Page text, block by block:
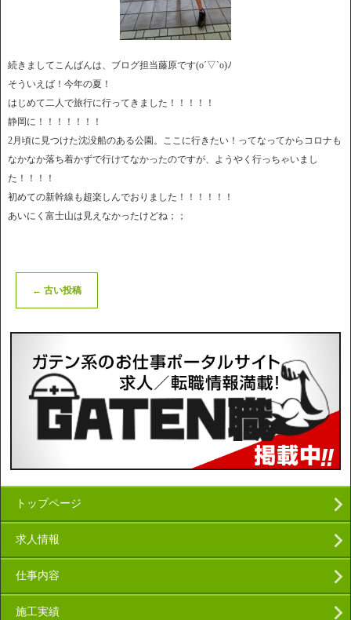
続きましてこんばんは、ブログ担当藤原です(o´▽`o)ﾉ
そういえば！今年の夏！
はじめて二人で旅行に行ってきました！！！！！
静岡に！！！！！！！
2月頃に見つけた沈没船のある公園。ここに行きたい！ってなってからコロナも
なかなか落ち着かずで行けてなかったのですが、ようやく行っちゃいまし
た！！！！
初めての新幹線も超楽しんでおりました！！！！！！
あいにく富士山は見えなかったけどね；；
← 古い投稿
トップページ
求人情報
仕事内容
施工実績